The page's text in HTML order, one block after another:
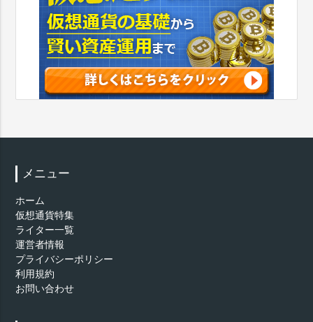
メニュー
ホーム
仮想通貨特集
ライター一覧
運営者情報
プライバシーポリシー
利用規約
お問い合わせ